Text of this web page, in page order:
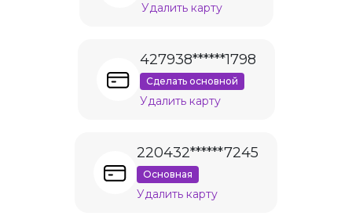
Удалить карту
427938******1798
Сделать основной
Удалить карту
220432******7245
Основная
Удалить карту